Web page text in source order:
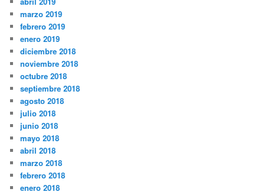
marzo 2019
febrero 2019
enero 2019
diciembre 2018
noviembre 2018
octubre 2018
septiembre 2018
agosto 2018
julio 2018
junio 2018
mayo 2018
abril 2018
marzo 2018
febrero 2018
enero 2018